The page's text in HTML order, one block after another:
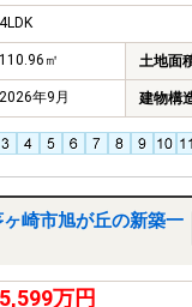
4LDK
110.96㎡ 土地面
2026年9月 建物構
崎市旭が丘の新築一
5,599万円